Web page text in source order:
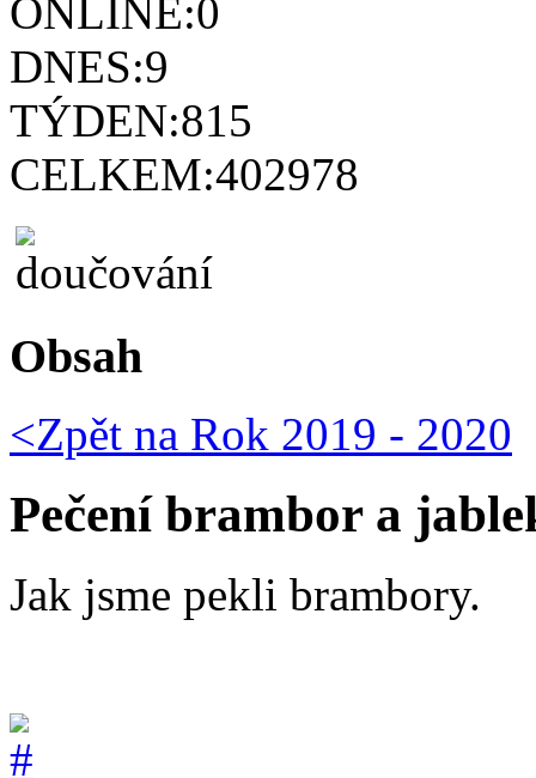
ONLINE:0
DNES:9
TÝDEN:815
CELKEM:402978
Obsah
<Zpět na Rok 2019 - 2020
Pečení brambor a
Jak jsme pekli brambory.